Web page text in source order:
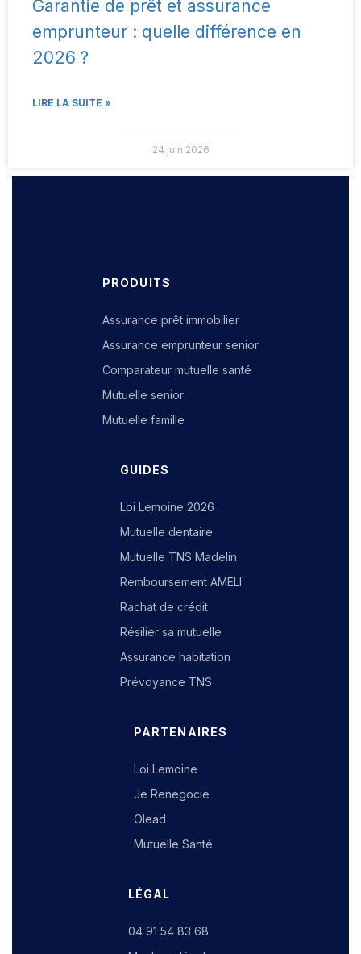
Garantie de prêt et assurance
emprunteur : quelle différence en
2026 ?
LIRE LA SUITE »
24 juin 2026
PRODUITS
Assurance prêt immobilier
Assurance emprunteur senior
Comparateur mutuelle santé
Mutuelle senior
Mutuelle famille
GUIDES
Loi Lemoine 2026
Mutuelle dentaire
Mutuelle TNS Madelin
Remboursement AMELI
Rachat de crédit
Résilier sa mutuelle
Assurance habitation
Prévoyance TNS
PARTENAIRES
Loi Lemoine
Je Renegocie
Olead
Mutuelle Santé
LÉGAL
04 91 54 83 68